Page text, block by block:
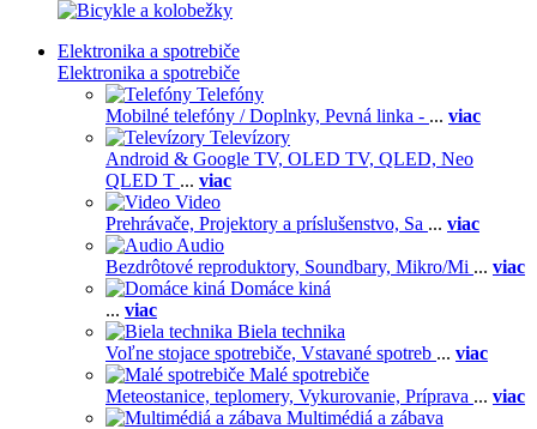
Elektronika a spotrebiče
Elektronika a spotrebiče
Telefóny
Mobilné telefóny / Doplnky, Pevná linka - ... viac
Televízory
Android & Google TV, OLED TV, QLED, Neo
QLED T ... viac
Video
Prehrávače, Projektory a príslušenstvo, Sa ... viac
Audio
Bezdrôtové reproduktory, Soundbary, Mikro/Mi ... viac
Domáce kiná
... viac
Biela technika
Voľne stojace spotrebiče, Vstavané spotreb ... viac
Malé spotrebiče
Meteostanice, teplomery, Vykurovanie, Príprava ... viac
Multimédiá a zábava